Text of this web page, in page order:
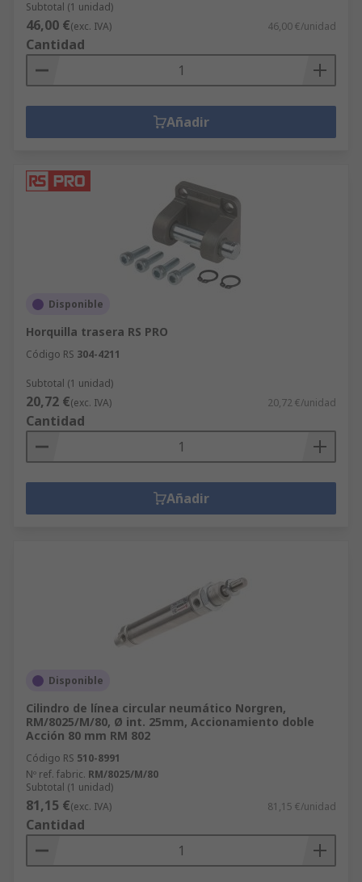
Subtotal (1 unidad)
46,00 €(exc. IVA) 46,00 €/unidad
Cantidad
Añadir
Disponible
Horquilla trasera RS PRO
Código RS 304-4211
Subtotal (1 unidad)
20,72 €(exc. IVA) 20,72 €/unidad
Cantidad
Añadir
Disponible
Cilindro de línea circular neumático Norgren,
RM/8025/M/80, Ø int. 25mm, Accionamiento doble
Acción 80 mm RM 802
Código RS 510-8991
Nº ref. fabric. RM/8025/M/80
Subtotal (1 unidad)
81,15 €(exc. IVA) 81,15 €/unidad
Cantidad